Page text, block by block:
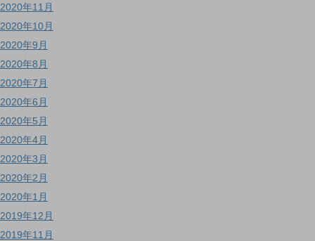
2020年11月
2020年10月
2020年9月
2020年8月
2020年7月
2020年6月
2020年5月
2020年4月
2020年3月
2020年2月
2020年1月
2019年12月
2019年11月